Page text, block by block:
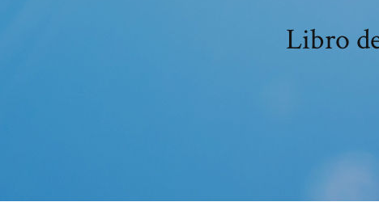
Libro